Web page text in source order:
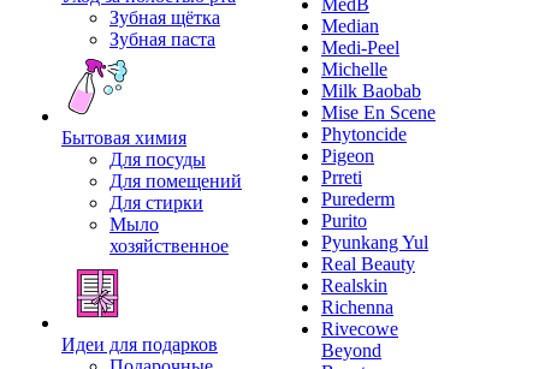
Зубная щётка
Зубная паста
Бытовая химия
Для посуды
Для помещений
Для стирки
Мыло
хозяйственное
Идеи для подарков
MedB
Median
Medi-Peel
Michelle
Milk Baobab
Mise En Scene
Phytoncide
Pigeon
Prreti
Purederm
Purito
Pyunkang Yul
Real Beauty
Realskin
Richenna
Rivecowe
Beyond